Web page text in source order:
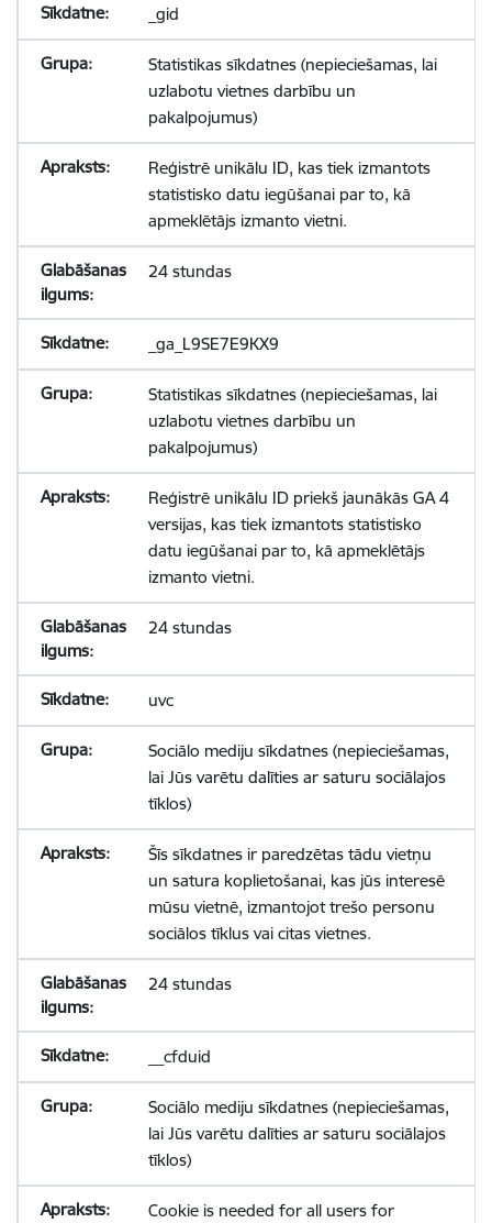
_gid
Statistikas sīkdatnes (nepieciešamas, lai
uzlabotu vietnes darbību un
pakalpojumus)
Reģistrē unikālu ID, kas tiek izmantots
statistisko datu iegūšanai par to, kā
apmeklētājs izmanto vietni.
24 stundas
_ga_L9SE7E9KX9
Statistikas sīkdatnes (nepieciešamas, lai
uzlabotu vietnes darbību un
pakalpojumus)
Reģistrē unikālu ID priekš jaunākās GA 4
versijas, kas tiek izmantots statistisko
datu iegūšanai par to, kā apmeklētājs
izmanto vietni.
24 stundas
uvc
Sociālo mediju sīkdatnes (nepieciešamas,
lai Jūs varētu dalīties ar saturu sociālajos
tīklos)
Šīs sīkdatnes ir paredzētas tādu vietņu
un satura koplietošanai, kas jūs interesē
mūsu vietnē, izmantojot trešo personu
sociālos tīklus vai citas vietnes.
24 stundas
__cfduid
Sociālo mediju sīkdatnes (nepieciešamas,
lai Jūs varētu dalīties ar saturu sociālajos
tīklos)
Cookie is needed for all users for